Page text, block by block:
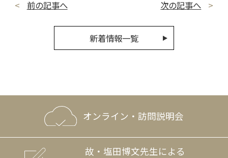
前の記事へ 次の記事へ
新着情報一覧
オンライン・訪問説明会
故・塩田博文先生による